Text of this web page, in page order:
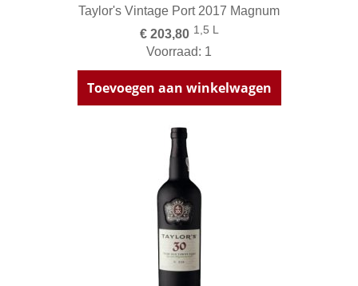
Taylor's Vintage Port 2017 Magnum
€ 203,80 1,5 L
Voorraad: 1
Toevoegen aan winkelwagen